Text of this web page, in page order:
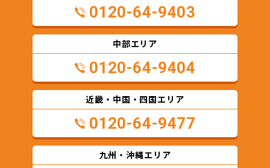
0120-64-9403
中部エリア
0120-64-9404
近畿・中国・四国エリア
0120-64-9477
九州・沖縄エリア